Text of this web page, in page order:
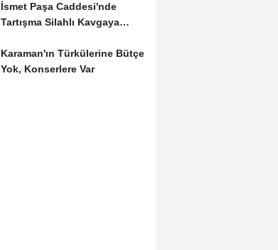
İsmet Paşa Caddesi'nde
Tartışma Silahlı Kavgaya
Karaman'ın Türkülerine Bütçe
Yok, Konserlere Var